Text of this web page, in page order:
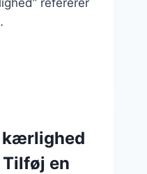
refererer
en